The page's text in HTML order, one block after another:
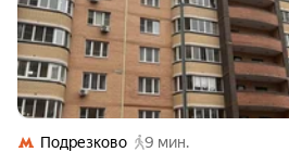
Подрезково
9 мин.